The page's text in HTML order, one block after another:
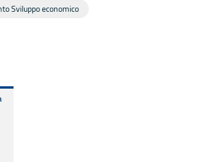
Sviluppo economico